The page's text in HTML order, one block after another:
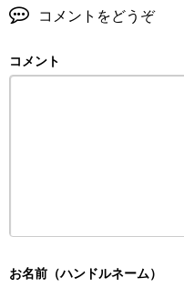
コメントをどうぞ
コメント